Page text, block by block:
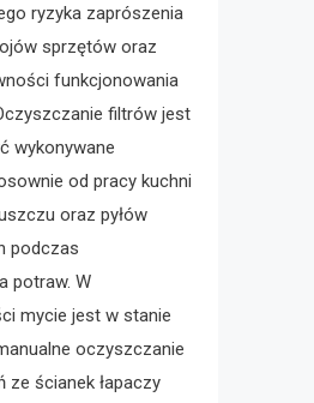
ryzyka zaprószenia
sprzętów oraz
funkcjonowania
filtrów jest
wykonywane
od pracy kuchni
oraz pyłów
podczas
potraw. W
mycie jest w stanie
oczyszczanie
ze ścianek łapaczy